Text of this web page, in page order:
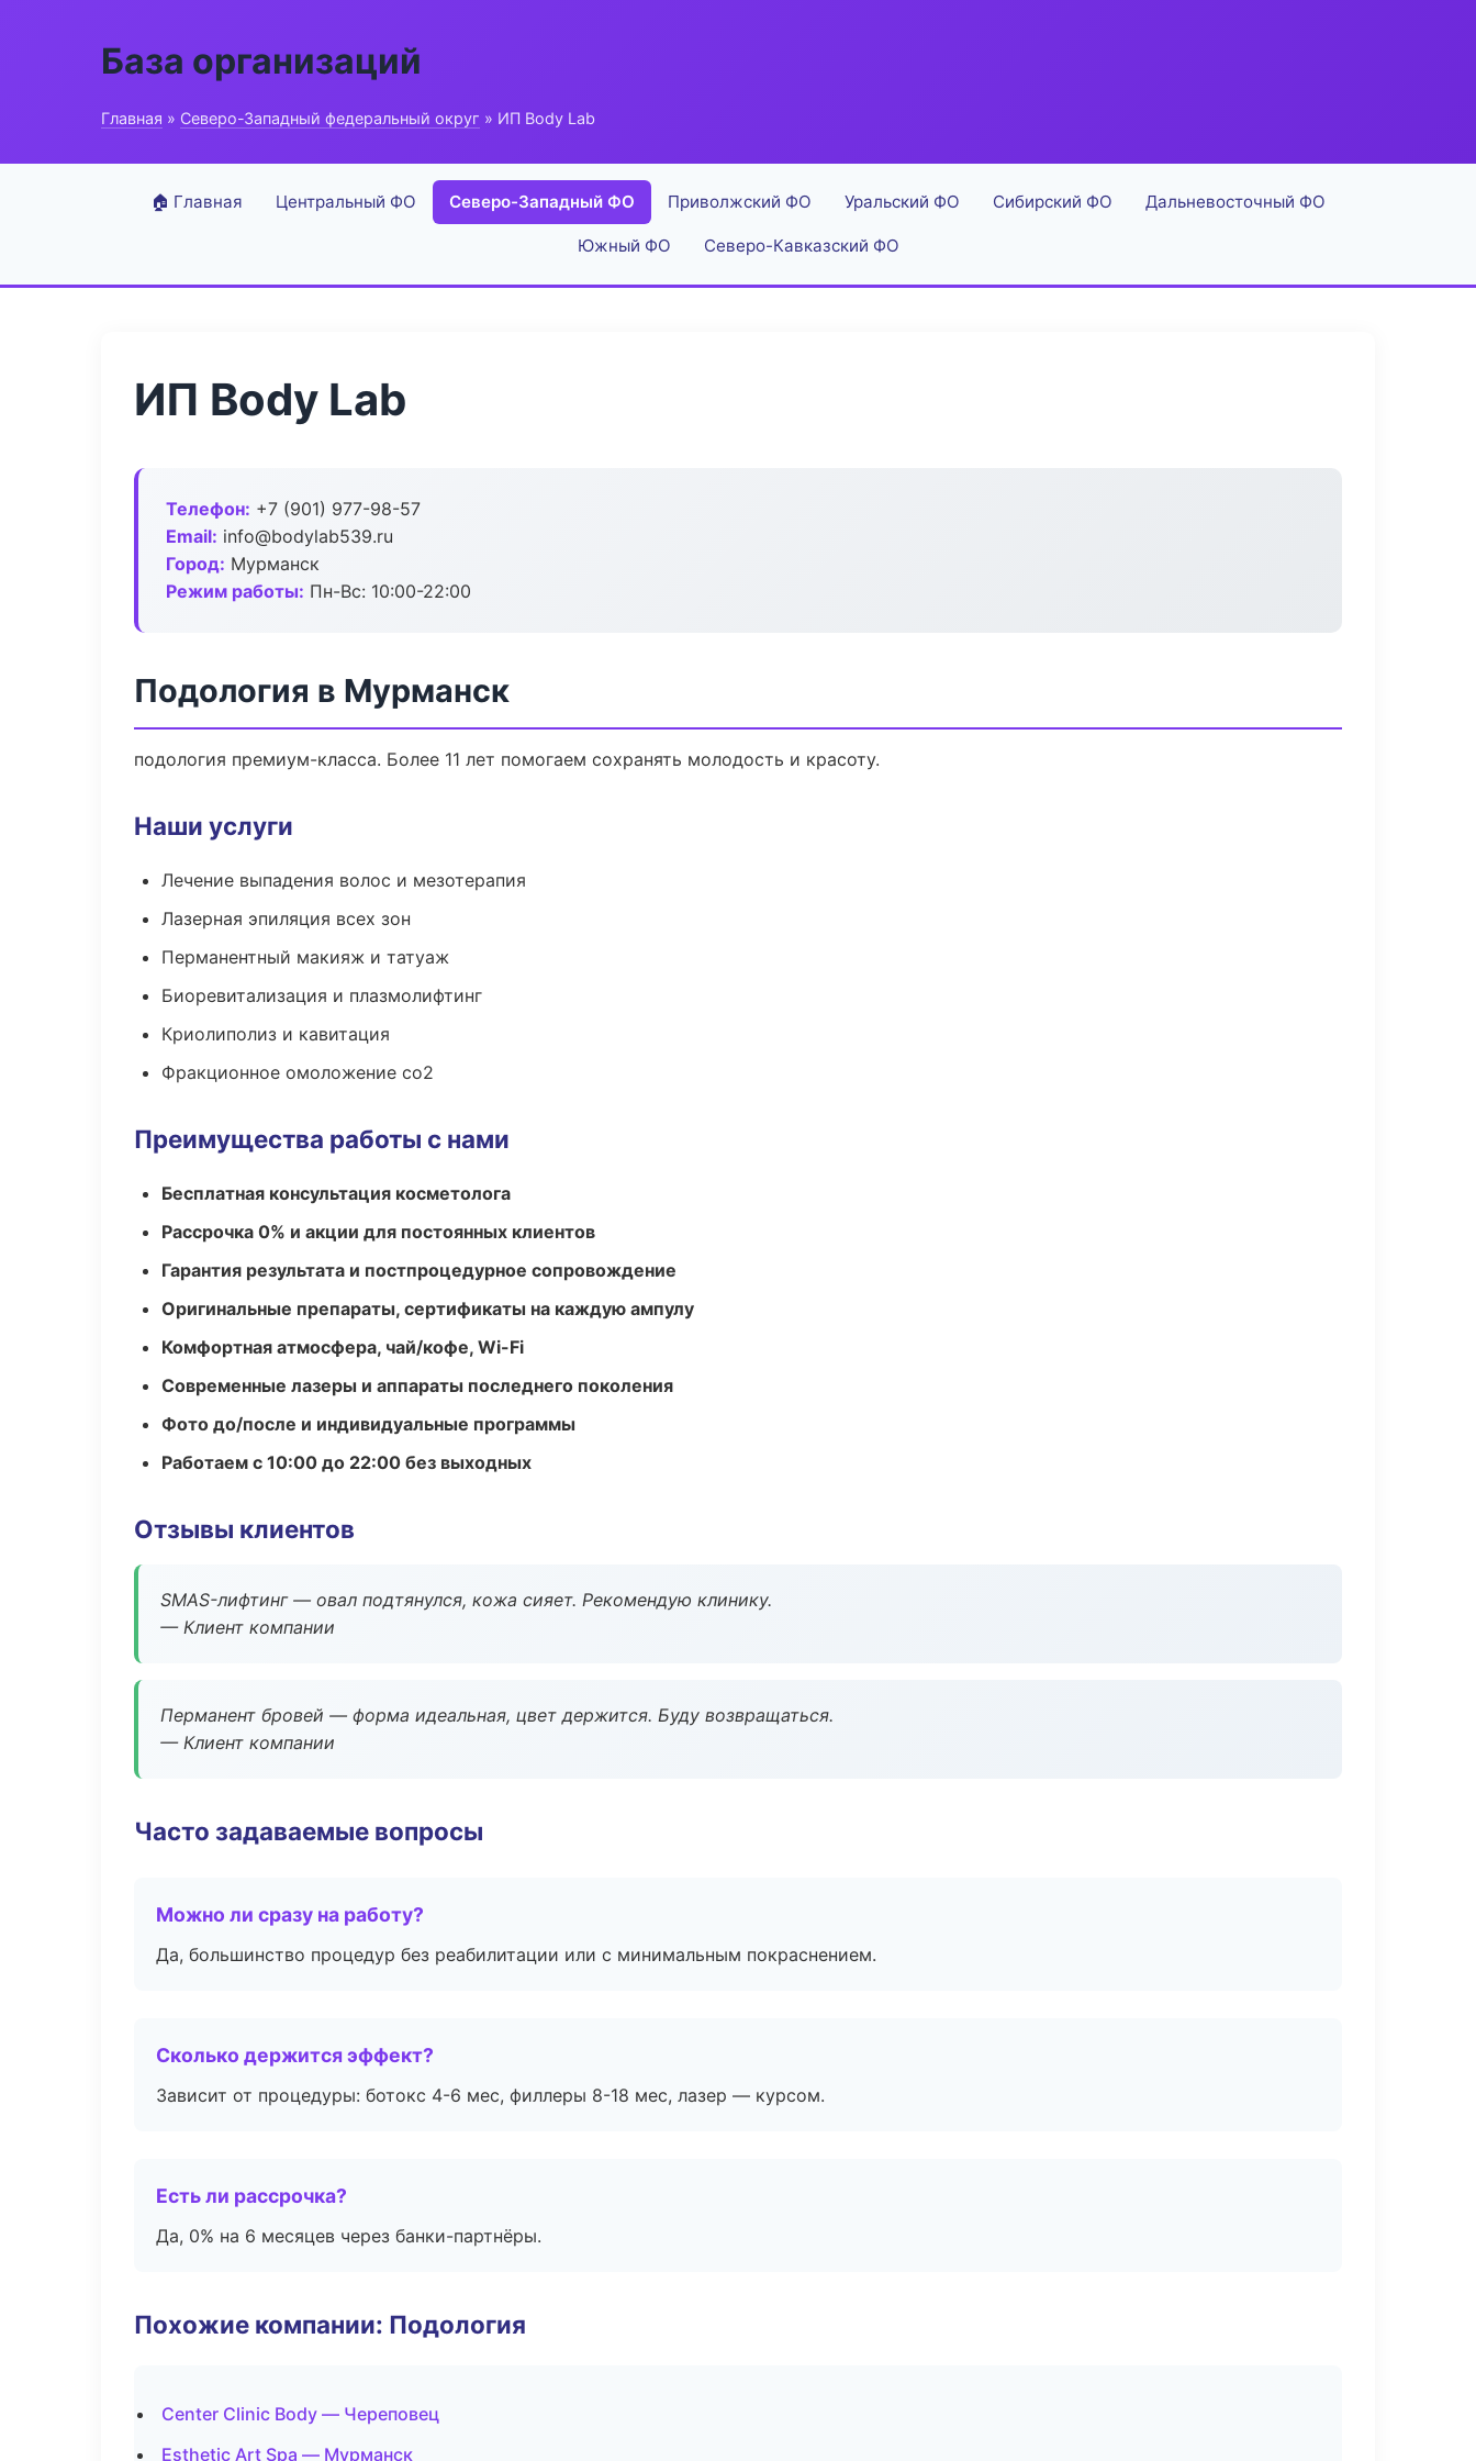
База организаций
Главная » Северо-Западный федеральный округ » ИП Body Lab
🏠 Главная Центральный ФО Северо-Западный ФО Приволжский ФО Уральский ФО Сибирский ФО Дальневосточный ФО
Южный ФО Северо-Кавказский ФО
ИП Body Lab
Телефон: +7 (901) 977-98-57
Email: info@bodylab539.ru
Город: Мурманск
Режим работы: Пн-Вс: 10:00-22:00
Подология в Мурманск
подология премиум-класса. Более 11 лет помогаем сохранять молодость и красоту.
Наши услуги
Лечение выпадения волос и мезотерапия
Лазерная эпиляция всех зон
Перманентный макияж и татуаж
Биоревитализация и плазмолифтинг
Криолиполиз и кавитация
Фракционное омоложение co2
Преимущества работы с нами
Бесплатная консультация косметолога
Рассрочка 0% и акции для постоянных клиентов
Гарантия результата и постпроцедурное сопровождение
Оригинальные препараты, сертификаты на каждую ампулу
Комфортная атмосфера, чай/кофе, Wi-Fi
Современные лазеры и аппараты последнего поколения
Фото до/после и индивидуальные программы
Работаем с 10:00 до 22:00 без выходных
Отзывы клиентов
SMAS-лифтинг — овал подтянулся, кожа сияет. Рекомендую клинику.
— Клиент компании
Перманент бровей — форма идеальная, цвет держится. Буду возвращаться.
— Клиент компании
Часто задаваемые вопросы
Можно ли сразу на работу?
Да, большинство процедур без реабилитации или с минимальным покраснением.
Сколько держится эффект?
Зависит от процедуры: ботокс 4-6 мес, филлеры 8-18 мес, лазер — курсом.
Есть ли рассрочка?
Да, 0% на 6 месяцев через банки-партнёры.
Похожие компании: Подология
Center Clinic Body — Череповец
Esthetic Art Spa — Мурманск